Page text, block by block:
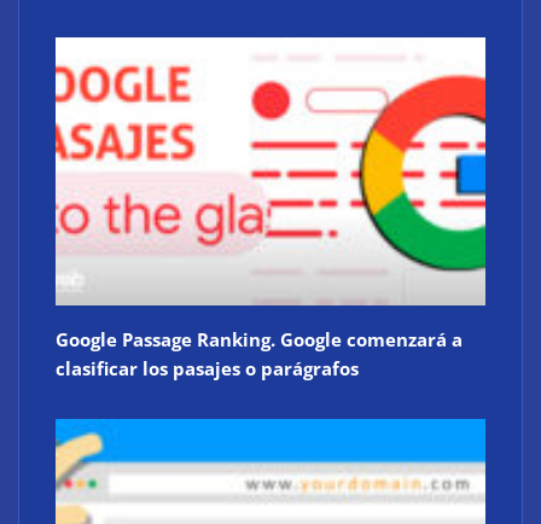
Google Passage Ranking. Google comenzará a
clasificar los pasajes o parágrafos